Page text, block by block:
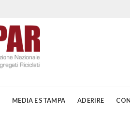
MEDIA E STAMPA ADERIRE